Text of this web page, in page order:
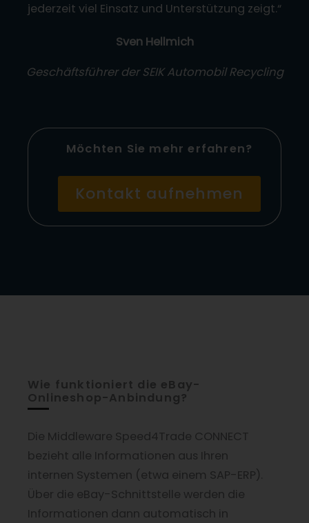
jederzeit viel Einsatz und Unterstützung zeigt.“
Sven Hellmich
Geschäftsführer der SEIK Automobil Recycling
Möchten Sie mehr erfahren?
Kontakt aufnehmen
Wie funktioniert die eBay-
Onlineshop-Anbindung?
Die Middleware Speed4Trade CONNECT
bezieht alle Informationen aus Ihren
internen Systemen (etwa einem SAP-ERP).
Über die eBay-Schnittstelle werden die
Informationen dann automatisch in